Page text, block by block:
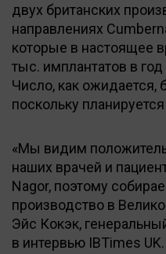
двух британских
направлениях
которые в настоящее
тыс. имплантатов в
Число, как ожидается,
поскольку
«Мы видим
наших врачей и
Nagor, поэтому
производство в
Эйс Кокэк,
в интервью IBTimes UK.